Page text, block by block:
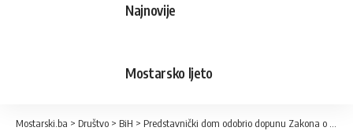
Najnovije
Mostarsko ljeto
Mostarski.ba > Društvo > BiH > Predstavnički dom odobrio dopunu Zakona o električnoj energiji u FBiH